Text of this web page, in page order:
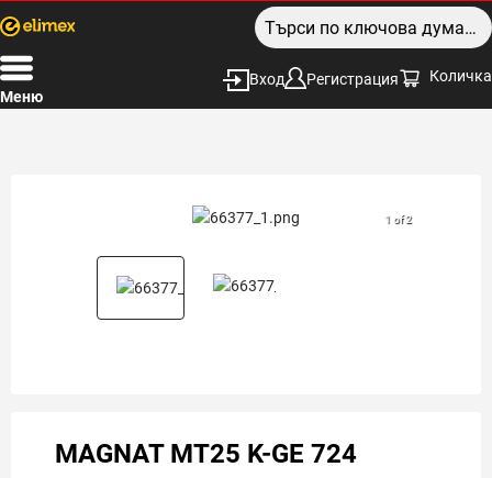
Меню
Вход Регистрация Количка
1 of 2
MAGNAT MT25 K-GE 724